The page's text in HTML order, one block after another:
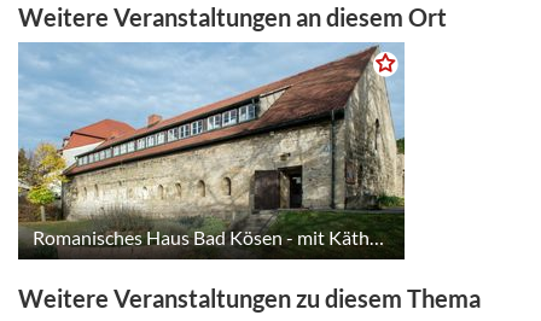
Weitere Veranstaltungen an diesem Ort
Romanisches Haus Bad Kösen - mit Käthe-Kruse-Puppenausstellung
Weitere Veranstaltungen zu diesem Thema